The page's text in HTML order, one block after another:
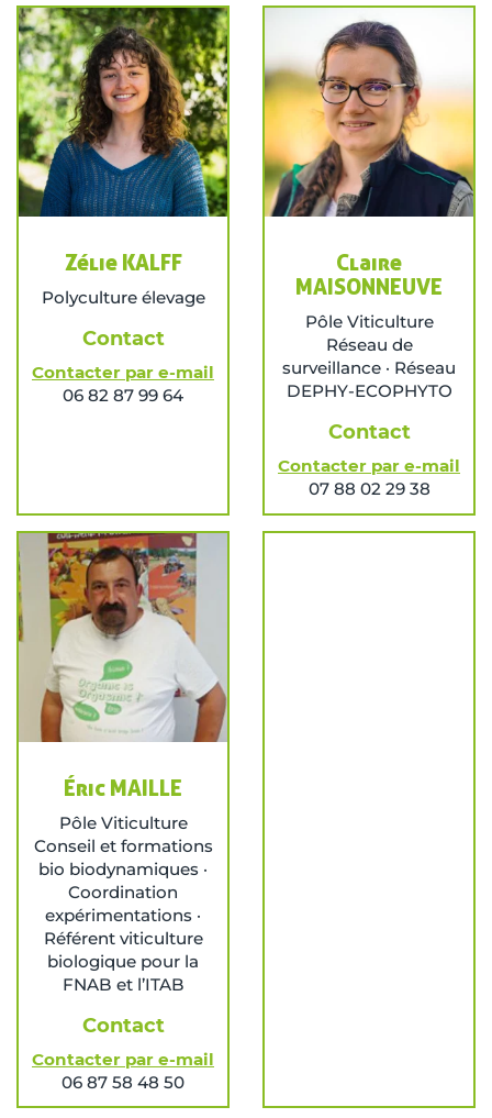
Zélie KALFF
Polyculture élevage
Contact
Contacter par e-mail
06 82 87 99 64
Claire
MAISONNEUVE
Pôle Viticulture
Réseau de
surveillance · Réseau
DEPHY-ECOPHYTO
Contact
Contacter par e-mail
07 88 02 29 38
Éric MAILLE
Pôle Viticulture
Conseil et formations
bio biodynamiques ·
Coordination
expérimentations ·
Référent viticulture
biologique pour la
FNAB et l’ITAB
Contact
Contacter par e-mail
06 87 58 48 50